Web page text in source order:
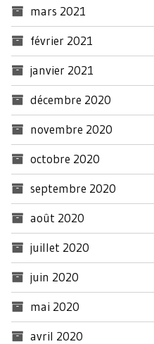
mars 2021
février 2021
janvier 2021
décembre 2020
novembre 2020
octobre 2020
septembre 2020
août 2020
juillet 2020
juin 2020
mai 2020
avril 2020